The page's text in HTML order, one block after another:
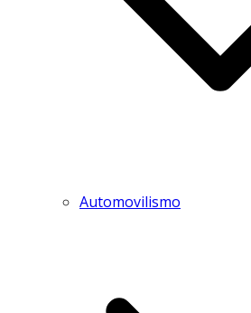
Automovilismo